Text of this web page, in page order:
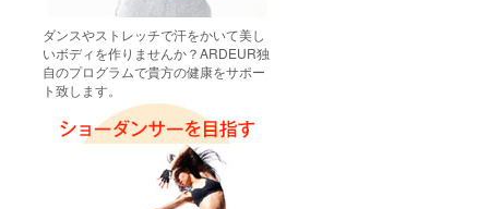
ダンスやストレッチで汗をかいて美し
いボディを作りませんか？ARDEUR独
自のプログラムで貴方の健康をサポー
ト致します。